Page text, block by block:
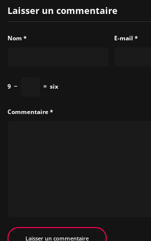
Laisser un commentaire
Nom * E-mail *
9 − = six
Commentaire*